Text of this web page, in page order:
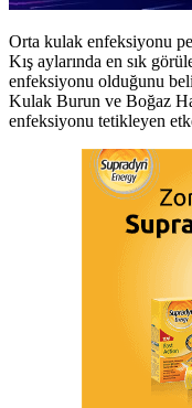
Orta kulak enfeksiyonu
Kış aylarında en sık
enfeksiyonu olduğunu
Kulak Burun ve Boğaz
enfeksiyonu tetikleyen